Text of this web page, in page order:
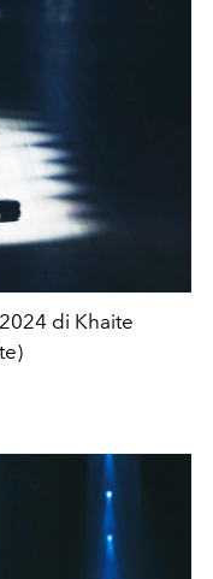
di Khaite